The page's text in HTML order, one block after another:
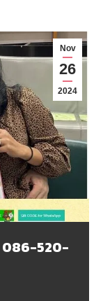
Nov
26
2024
086-520-